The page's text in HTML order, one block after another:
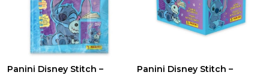
Panini Disney Stitch –
Panini Disney Stitch –